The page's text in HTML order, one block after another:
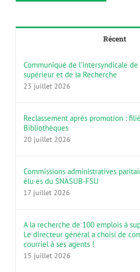
Récent
Communiqué de l’intersyndicale de
supérieur et de la Recherche
23 juillet 2026
Reclassement après promotion :
Bibliothèques
20 juillet 2026
Commissions administratives
élu·es du SNASUB-FSU
17 juillet 2026
A la recherche de 100 emplois à
Le directeur général a choisi de
courriel à ses agents !
15 juillet 2026